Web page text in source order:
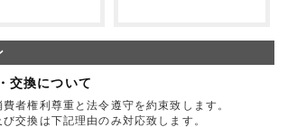
交換について
費者権利尊重と法令遵守を約束致します。
び交換は下記理由のみ対応致します。